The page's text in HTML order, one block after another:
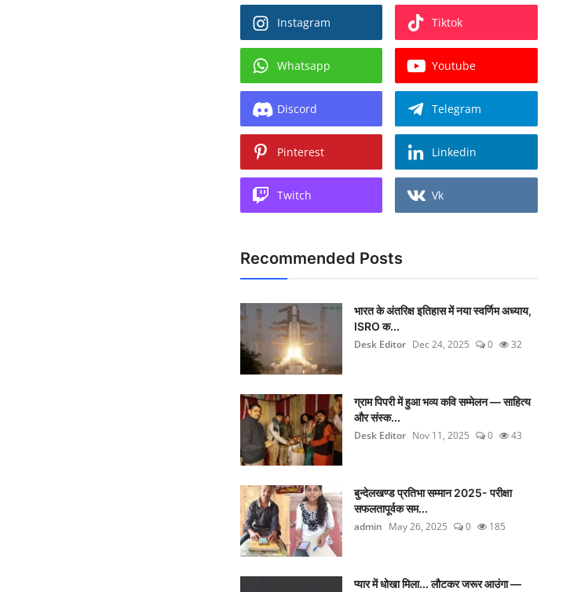
Instagram Tiktok
Whatsapp Youtube
Discord Telegram
Pinterest Linkedin
Twitch Vk
Recommended Posts
भारत के अंतरिक्ष इतिहास में नया स्वर्णिम अध्याय,
ISRO क...
Desk Editor Dec 24, 2025 0 32
ग्राम पिपरी में हुआ भव्य कवि सम्मेलन — साहित्य
और संस्क...
Desk Editor Nov 11, 2025 0 43
बुन्देलखण्ड प्रतिभा सम्मान 2025- परीक्षा
सफलतापूर्वक सम...
admin May 26, 2025 0 185
प्यार में धोखा मिला... लौटकर जरूर आउंगा —